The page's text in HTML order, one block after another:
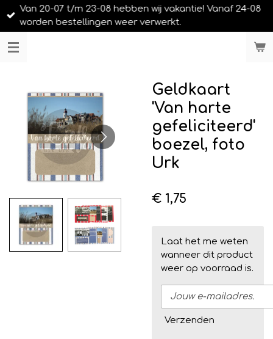
Ga
direct
de
Van 20-07 t/m 23-08 hebben wij vakantie! Vanaf 24-08
worden bestellingen weer verwerkt.
Geldkaart
'Van harte
gefeliciteerd'
boezel, foto
Urk
€ 1,75
Laat het me weten
wanneer dit product
weer op voorraad is.
Verzenden